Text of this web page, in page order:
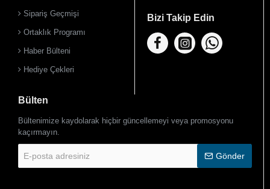
Sipariş Geçmişi
Ortaklık Programı
Haber Bülteni
Hediye Çekleri
Bizi Takip Edin
Bülten
Bültenimize kaydolarak hiçbir güncellemeyi veya promosyonu
kaçırmayın.
posta
adresiniz
Gönder